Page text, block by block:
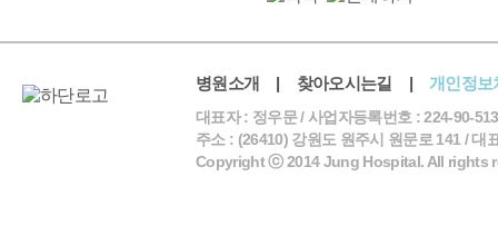
병원소개 | 찾아오시는길 | 개인정보
대표자 : 정우문 / 사업자등록번호 : 224-90-
주소 : (26410) 강원도 원주시 원문로 141 / 대
Copyright ⓒ 2014 Jung Hospital. All rights